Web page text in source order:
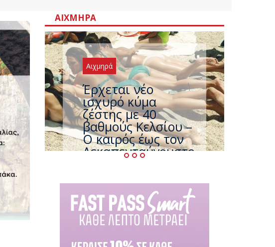
ΑΙΧΜΗΡΆ
Αιχμηρά
Άφαντος ο
Τσίπρας… την ώρα
που η χώρα
καίγεται